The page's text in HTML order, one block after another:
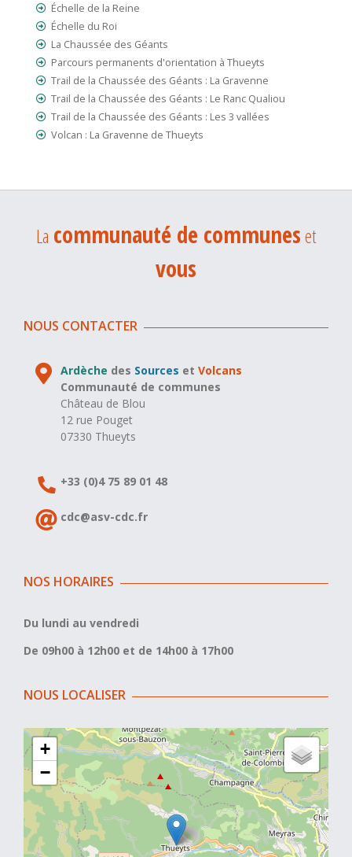
Échelle de la Reine
Échelle du Roi
La Chaussée des Géants
Parcours permanents d'orientation à Thueyts
Trail de la Chaussée des Géants : La Gravenne
Trail de la Chaussée des Géants : Le Ranc Qualiou
Trail de la Chaussée des Géants : Les 3 vallées
Volcan : La Gravenne de Thueyts
La communauté de communeset
vous
NOUS CONTACTER
Ardèche des Sources etVolcans
Communauté de communes
Château de Blou
12 rue Pouget
07330 Thueyts
+33 (0)4 75 89 01 48
cdc@asv-cdc.fr
NOS HORAIRES
Du lundi au vendredi
De 09h00 à 12h00 et de 14h00 à 17h00
NOUS LOCALISER
+
−